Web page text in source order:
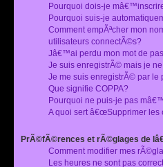
Pourquoi dois-je
Pourquoi suis-je
Comment empÃªcher mon
utilisateurs connectÃ©s?
Jâ€™ai perdu mon mot de
Je suis enregistrÃ© mais je
Je me suis enregistrÃ© par le
Que signifie COPPA?
Pourquoi ne puis-je pas
A quoi sert â€œSupprimer les
PrÃ©fÃ©rences et rÃ©glages de
Comment modifier mes
Les heures ne sont pas